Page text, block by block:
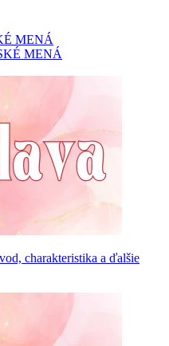
MENÁ
MENÁ
charakteristika a ďalšie